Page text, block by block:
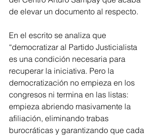
de elevar un documento al respecto.
En el escrito se analiza que
“democratizar al Partido Justicialista
es una condición necesaria para
recuperar la iniciativa. Pero la
democratización no empieza en los
congresos ni termina en las listas:
empieza abriendo masivamente la
afiliación, eliminando trabas
burocráticas y garantizando que cada